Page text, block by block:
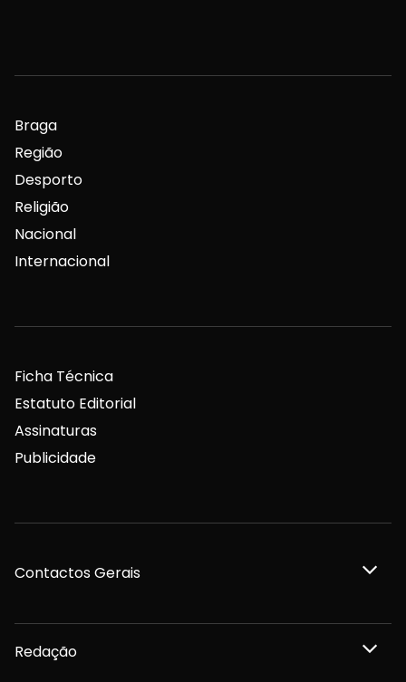
Braga
Região
Desporto
Religião
Nacional
Internacional
Ficha Técnica
Estatuto Editorial
Assinaturas
Publicidade
Contactos Gerais
Redação